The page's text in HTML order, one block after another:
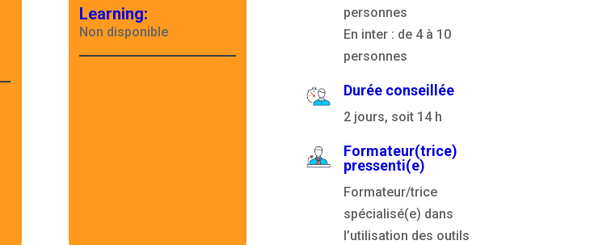
Learning:
Non disponible
personnes
En inter : de 4 à 10
personnes
Durée conseillée
2 jours, soit 14 h
Formateur(trice)
pressenti(e)
Formateur/trice
spécialisé(e) dans
l’utilisation des outils